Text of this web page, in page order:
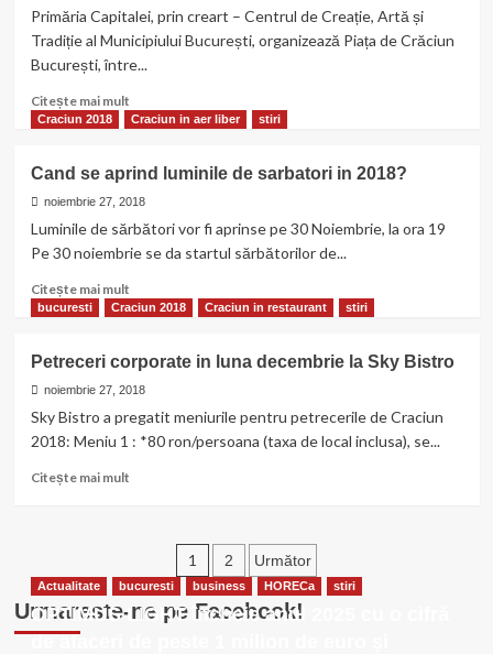
Craciun
2018
de
Universitate
alternativ
de
sau
bani
inutil?
Primăria Capitalei, prin creart – Centrul de Creație, Artă și
Tradiție al Municipiului București, organizează Piața de Crăciun
București, între...
Citește mai multCitește
mai
Piața
de
Crăciun
2018
Craciun 2018 Craciun in aer liber stiri
Cand se aprind luminile de sarbatori in 2018?
noiembrie 27, 2018
Luminile de sărbători vor fi aprinse pe 30 Noiembrie, la ora 19
Pe 30 noiembrie se da startul sărbătorilor de...
Citește mai multCitește
mai
Cand
se
aprind
de
sarbatori
bucuresti Craciun 2018 Craciun in restaurant stiri
Petreceri corporate in luna decembrie la Sky Bistro
noiembrie 27, 2018
Sky Bistro a pregatit meniurile pentru petrecerile de Craciun
2018: Meniu 1 : *80 ron/persoana (taxa de local inclusa), se...
Citește mai multCitește
corporate
in
luna
Paginație
articole
1 2 Următor
Urmareste-ne pe Facebook!
Actualitate bucuresti business HORECa stiri
OPTIMUS LIGHT încheie anul 2025 cu o cifră
de afaceri de peste 1 milion de euro și